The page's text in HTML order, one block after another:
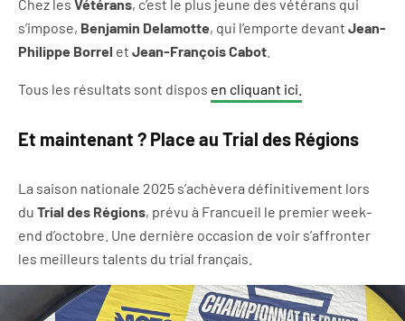
Chez les Vétérans, c’est le plus jeune des vétérans qui
s’impose, Benjamin Delamotte, qui l’emporte devant Jean-
Philippe Borrel et Jean-François Cabot
Tous les résultats sont dispos en cliquant ici.
Et maintenant ? Place au Trial des Régions
La saison nationale 2025 s’achèvera définitivement lors
du Trial des Régions, prévu à Francueil le premier week-
end d’octobre. Une dernière occasion de voir s’affronter
les meilleurs talents du trial français.